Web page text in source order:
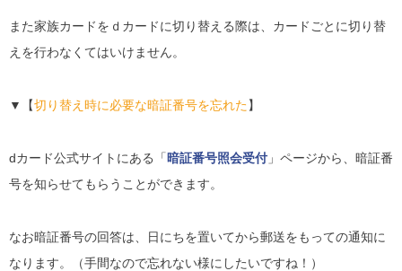
また家族カードをｄカードに切り替える際は、カードごとに切り替
えを行わなくてはいけません。
▼【切り替え時に必要な暗証番号を忘れた】
dカード公式サイトにある「暗証番号照会受付 」ページから、暗証番
号を知らせてもらうことができます。
なお暗証番号の回答は、日にちを置いてから郵送をもっての通知に
なります。（手間なので忘れない様にしたいですね！）